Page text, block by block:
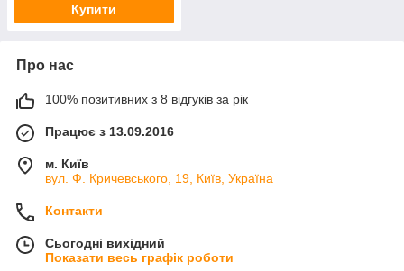
Купити
Про нас
100% позитивних з 8 відгуків за рік
Працює з 13.09.2016
м. Київ
вул. Ф. Кричевського, 19, Київ, Україна
Контакти
Сьогодні вихідний
Показати весь графік роботи